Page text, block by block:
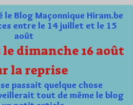
le Blog Maçonnique Hiram.be
entre le 14 juillet et le 15
août
le dimanche 16 août
la reprise
passait quelque chose
tout de même le blog